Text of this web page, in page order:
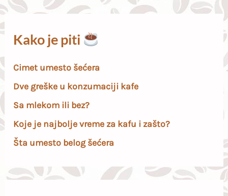
Kako je piti
Cimet umesto šećera
Dve greške u konzumaciji kafe
Sa mlekom ili bez?
Koje je najbolje vreme za kafu i zašto?
Šta umesto belog šećera